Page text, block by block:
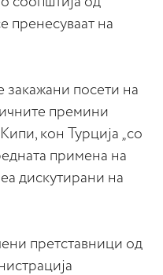
пренесуваат на
закажани посети на
премини
кон Турција „со
примена на
дискутирани на
претставници од